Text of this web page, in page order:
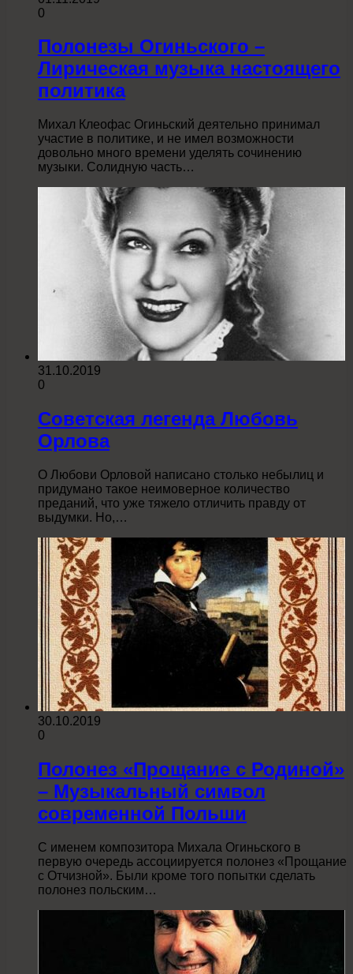
0
Полонезы Огиньского –
Лирическая музыка настоящего
политика
Михал Клеофас Огиньский деятельно принимал
участие в политике, и не имел возможности
довольно много времени уделять сочинению
музыки. Солидную часть…
31.10.2019
0
Советская легенда Любовь
Орлова
О Любови Орловой написано столько небылиц и
придумано такое неимоверное количество
преданий, что уже тяжело отличить правду от
выдумки. Но,…
30.10.2019
0
Полонез «Прощание с Родиной»
– Музыкальный символ
современной Польши
C именем композитора Михала Огиньского в
первую очередь ассоциируется полонез «Прощание
с Отчизной». Были кроме того попытки сделать
полонез польским…